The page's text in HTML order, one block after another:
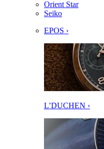
Orient Star
Seiko
EPOS ›
L’DUCHEN ›